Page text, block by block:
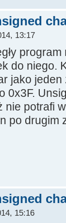
13:17
do niego.
jako jeden
0x3F.
nie potrafi
po drugim
15:16